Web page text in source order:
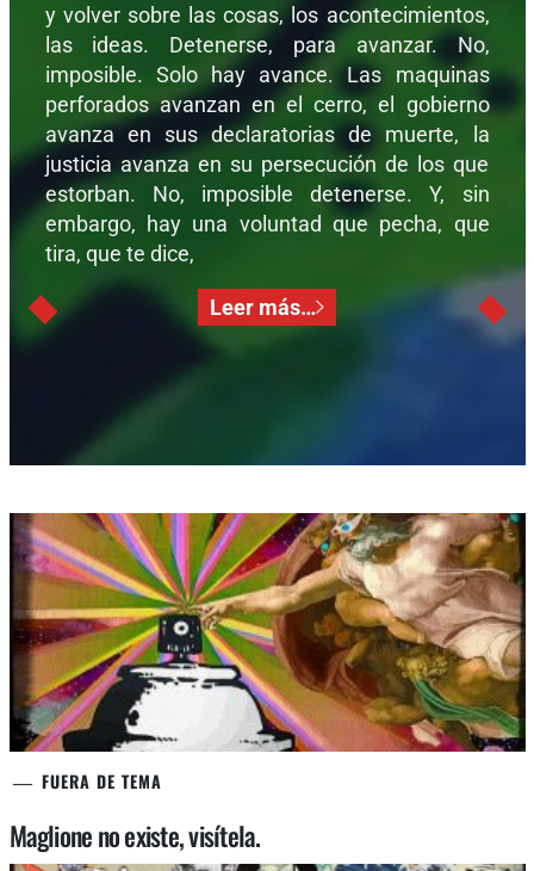
y volver sobre las cosas, los acontecimientos,
las ideas. Detenerse, para avanzar. No,
imposible. Solo hay avance. Las maquinas
perforados avanzan en el cerro, el gobierno
avanza en sus declaratorias de muerte, la
justicia avanza en su persecución de los que
estorban. No, imposible detenerse. Y, sin
embargo, hay una voluntad que pecha, que
tira, que te dice,
Leer más…
FUERA DE TEMA
Maglione no existe, visítela.